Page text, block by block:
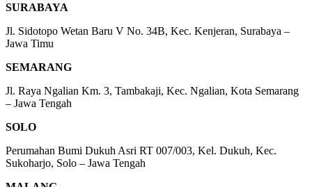
SURABAYA
Jl. Sidotopo Wetan Baru V No. 34B, Kec. Kenjeran, Surabaya –
Jawa Timu
SEMARANG
Jl. Raya Ngalian Km. 3, Tambakaji, Kec. Ngalian, Kota Semarang
– Jawa Tengah
SOLO
Perumahan Bumi Dukuh Asri RT 007/003, Kel. Dukuh, Kec.
Sukoharjo, Solo – Jawa Tengah